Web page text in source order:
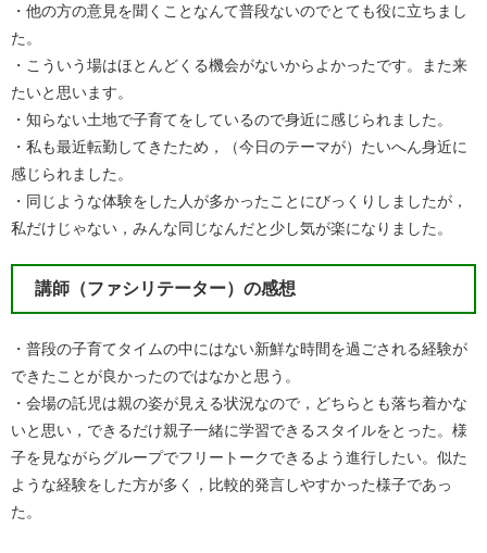
・他の方の意見を聞くことなんて普段ないのでとても役に立ちまし
た。
・こういう場はほとんどくる機会がないからよかったです。また来
たいと思います。
・知らない土地で子育てをしているので身近に感じられました。
・私も最近転勤してきたため，（今日のテーマが）たいへん身近に
感じられました。
・同じような体験をした人が多かったことにびっくりしましたが，
私だけじゃない，みんな同じなんだと少し気が楽になりました。
講師（ファシリテーター）の感想
・普段の子育てタイムの中にはない新鮮な時間を過ごされる経験が
できたことが良かったのではなかと思う。
・会場の託児は親の姿が見える状況なので，どちらとも落ち着かな
いと思い，できるだけ親子一緒に学習できるスタイルをとった。様
子を見ながらグループでフリートークできるよう進行したい。似た
ような経験をした方が多く，比較的発言しやすかった様子であっ
た。